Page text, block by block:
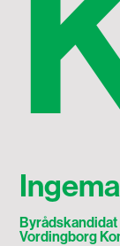
Byrådskandidat
Vordingborg